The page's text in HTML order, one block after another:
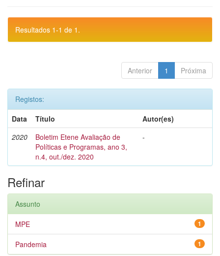
Resultados 1-1 de 1.
Anterior 1 Próxima
Registos:
Data
Título
Autor(es)
2020
Boletim Etene Avaliação de
Políticas e Programas, ano 3,
n.4, out./dez. 2020
-
Refinar
Assunto
1
MPE
1
Pandemia